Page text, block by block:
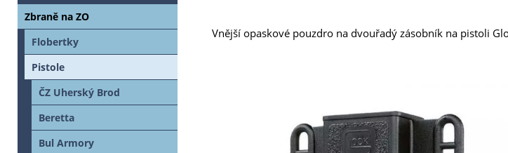
Vnější opaskové pouzdro na dvouřadý zásobník na pistoli
Zbraně na ZO
Flobertky
Pistole
ČZ Uherský Brod
Beretta
Bul Armory